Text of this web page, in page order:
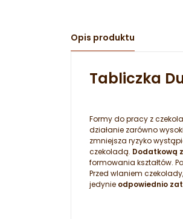
Opis produktu
Tabliczka
Formy do pracy z
działanie zarówno
zmniejsza ryzyko
czekoladą. Dodatkową
formowania kształtów.
Przed wlaniem czekolady,
jedynie odpowiednio